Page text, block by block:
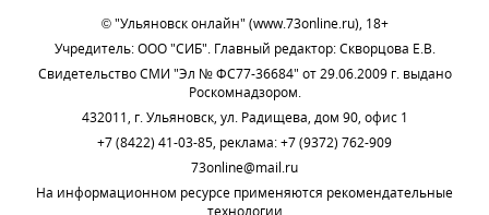
© "Ульяновск онлайн" (www.73online.ru), 18+
Учредитель: ООО "СИБ". Главный редактор: Скворцова Е.В.
Свидетельство СМИ "Эл № ФС77-36684" от 29.06.2009 г. выдано
Роскомнадзором.
432011, г. Ульяновск, ул. Радищева, дом 90, офис 1
+7 (8422) 41-03-85, реклама: +7 (9372) 762-909
73online@mail.ru
На информационном ресурсе применяются рекомендательные